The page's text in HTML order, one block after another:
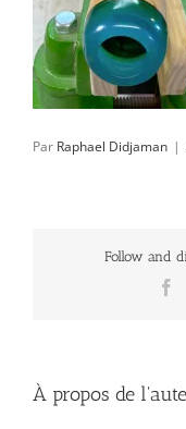
Par Raphael Didjaman |
Follow and
À propos de